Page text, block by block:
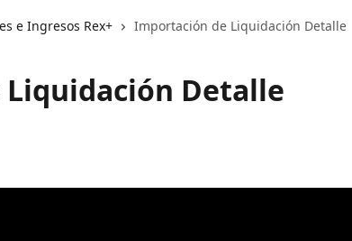
e Ingresos Rex+ Importación de Liquidación Detalle
Detalle